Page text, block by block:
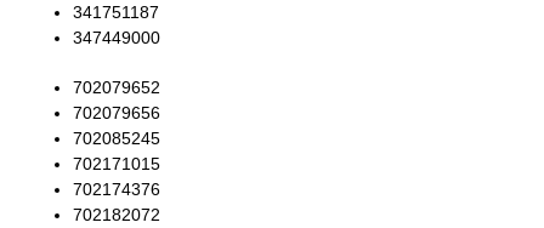
341751187
347449000
702079652
702079656
702085245
702171015
702174376
702182072